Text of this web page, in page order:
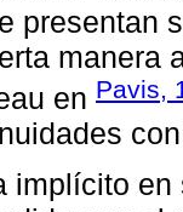
presentan
manera
en Pavis,
implícito